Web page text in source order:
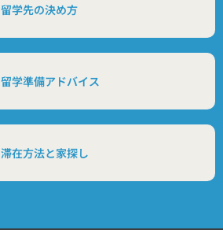
留学先の決め方
留学準備アドバイス
滞在方法と家探し